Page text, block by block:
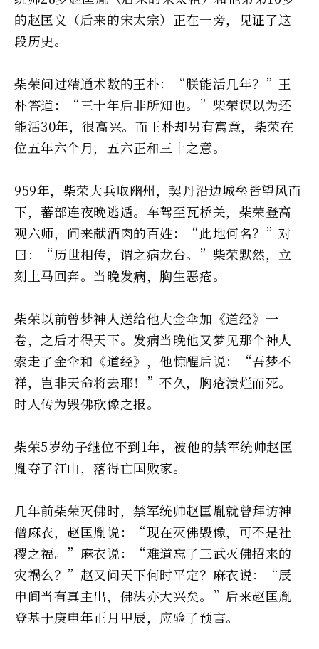
的赵匡义（后来的宋太宗）正在一旁，见证了这
段历史。
柴荣问过精通术数的王朴：“朕能活几年？”王
朴答道：“三十年后非所知也。”柴荣误以为还
能活30年，很高兴。而王朴却另有寓意，柴荣在
位五年六个月，五六正和三十之意。
959年，柴荣大兵取幽州，契丹沿边城垒皆望风而
下，蕃部连夜晚逃遁。车驾至瓦桥关，柴荣登高
观六师，问来献酒肉的百姓：“此地何名？”对
曰：“历世相传，谓之病龙台。”柴荣默然，立
刻上马回奔。当晚发病，胸生恶疮。
柴荣以前曾梦神人送给他大金伞加《道经》一
卷，之后才得天下。发病当晚他又梦见那个神人
索走了金伞和《道经》，他惊醒后说：“吾梦不
祥，岂非天命将去耶！”不久，胸疮溃烂而死。
时人传为毁佛砍像之报。
柴荣5岁幼子继位不到1年，被他的禁军统帅赵匡
胤夺了江山，落得亡国败家。
几年前柴荣灭佛时，禁军统帅赵匡胤就曾拜访神
僧麻衣，赵匡胤说：“现在灭佛毁像，可不是社
稷之福。”麻衣说：“难道忘了三武灭佛招来的
灾祸么？”赵又问天下何时平定？麻衣说：“辰
申间当有真主出，佛法亦大兴矣。”后来赵匡胤
登基于庚申年正月甲辰，应验了预言。